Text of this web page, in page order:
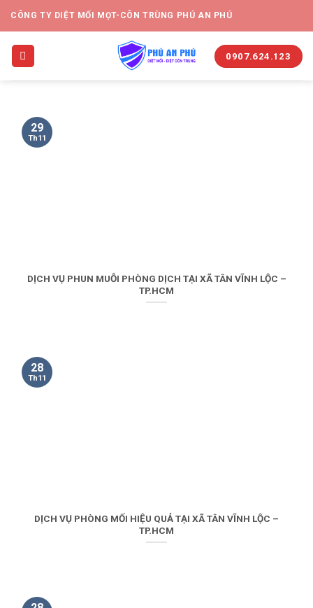
CÔNG TY DIỆT MỐI MỌT-CÔN TRÙNG PHÚ AN PHÚ
0907.624.123
DỊCH VỤ PHUN MUỖI PHÒNG DỊCH TẠI XÃ TÂN VĨNH LỘC –
TP.HCM
29
Th11
DỊCH VỤ PHÒNG MỐI HIỆU QUẢ TẠI XÃ TÂN VĨNH LỘC –
TP.HCM
28
Th11